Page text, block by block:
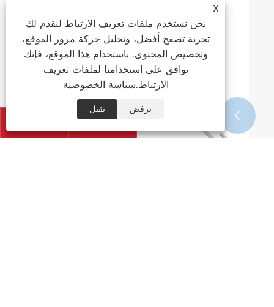

X
نحن نستخدم ملفات تعريف الارتباط لنقدم لك
تجربة تصفح أفضل، وتحليل حركة مرور الموقع،
وتخصيص المحتوى. باستخدام هذا الموقع، فإنك
توافق على استخدامنا لملفات تعريف
الارتباط.سياسة الخصوصية
يرفض يقبل